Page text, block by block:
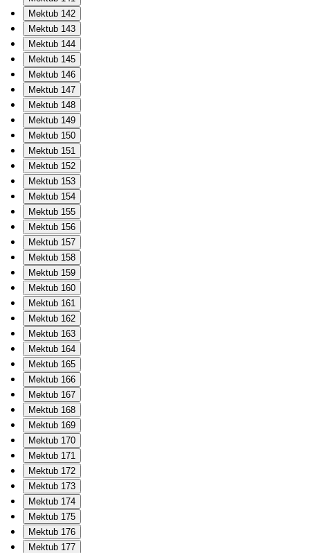
Mektub 142
Mektub 143
Mektub 144
Mektub 145
Mektub 146
Mektub 147
Mektub 148
Mektub 149
Mektub 150
Mektub 151
Mektub 152
Mektub 153
Mektub 154
Mektub 155
Mektub 156
Mektub 157
Mektub 158
Mektub 159
Mektub 160
Mektub 161
Mektub 162
Mektub 163
Mektub 164
Mektub 165
Mektub 166
Mektub 167
Mektub 168
Mektub 169
Mektub 170
Mektub 171
Mektub 172
Mektub 173
Mektub 174
Mektub 175
Mektub 176
Mektub 177